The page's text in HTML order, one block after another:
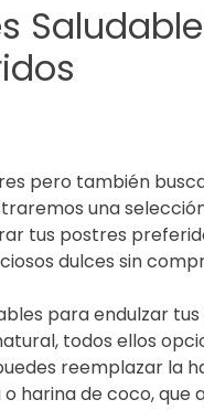
pero también
una
tus postres
dulces sin
para endulzar
todos ellos
reemplazar la
harina de coco,